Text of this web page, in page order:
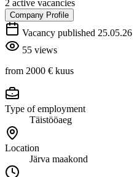
2 active vacancies
Company Profile
Vacancy published 25.05.26
55 views
from 2000 € kuus
Type of employment
Täistööaeg
Location
Järva maakond